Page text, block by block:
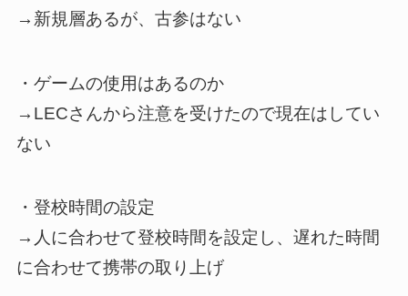
→新規層あるが、古参はない
・ゲームの使用はあるのか
→LECさんから注意を受けたので現在はしてい
ない
・登校時間の設定
→人に合わせて登校時間を設定し、遅れた時間
に合わせて携帯の取り上げ